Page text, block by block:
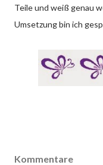
Teile und weiß genau
Umsetzung bin ich
Kommentare